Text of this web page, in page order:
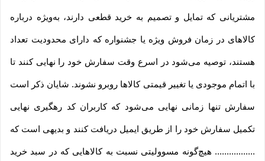
مشتریانی که تمایل و تصمیم به خرید قطعی دارند، به‌ویژه درباره
کالاهای در زمان فروش ویژه یا جشنواره که دارای محدودیت تعداد
هستند، توصیه می‌شود در اسرع وقت سفارش خود را نهایی کنند تا
با اتمام موجودی یا تغییر قیمتی کالاها روبرو نشوند. شایان ذکر است
سفارش تنها زمانی نهایی می‌شود که کاربران کد رهگیری نهایی
تکمیل سفارش خود را از طریق ایمیل دریافت کنند و بدیهی است که
................. هیچ‌گونه مسوولیتی نسبت به کالاهایی که در سبد خرید